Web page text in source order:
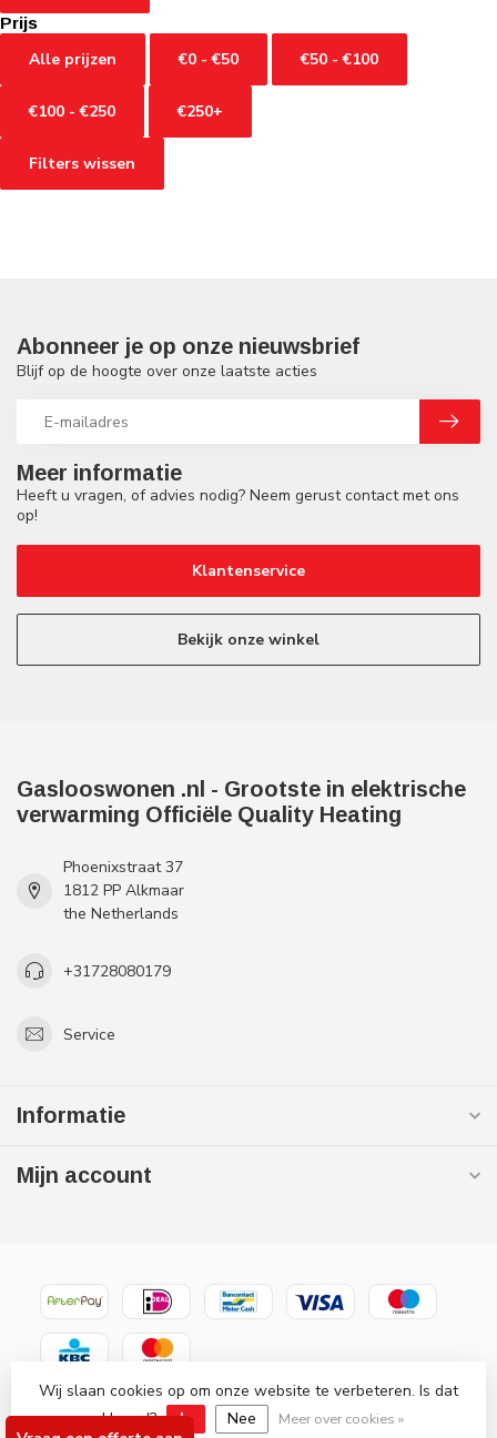
Prijs
Alle prijzen €0 - €50 €50 - €100
€100 - €250 €250+
Filters wissen
Meer informatie
Heeft u vragen, of advies nodig? Neem gerust contact met ons
op!
Klantenservice
Bekijk onze winkel
Abonneer je op onze nieuwsbrief
Blijf op de hoogte over onze laatste acties
Gaslooswonen .nl - Grootste in elektrische
verwarming Officiële Quality Heating
Phoenixstraat 37
1812 PP Alkmaar
the Netherlands
+31728080179
Service
Informatie
Mijn account
© Copyright 2026 Gaslooswonen .nl - Grootste in elektrische
verwarming Officiële Quality Heating
Wij slaan cookies op om onze website te verbeteren. Is dat
akkoord?
Ja Nee Meer over cookies »